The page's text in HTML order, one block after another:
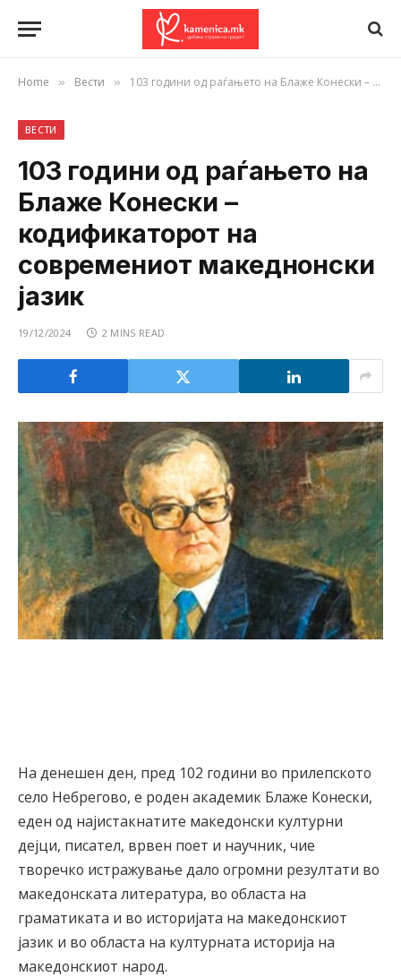
Home » Вести » 103 години од раѓањето на Блаже Конески – кодификаторот на современиот македнонски јазик
ВЕСТИ
103 години од раѓањето на
Блаже Конески –
кодификаторот на
современиот македнонски
јазик
19/12/2024 2 MINS READ
На денешен ден, пред 102 години во прилепското
село Небрегово, е роден академик Блаже Конески,
еден од најистакнатите македонски културни
дејци, писател, врвен поет и научник, чие
творечко истражување дало огромни резултати во
македонската литература, во областа на
граматиката и во историјата на македонскиот
јазик и во областа на културната историја на
македонскиот народ.